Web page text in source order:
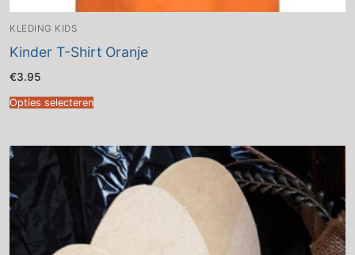
KLEDING KIDS
Kinder T-Shirt Oranje
€3.95
Opties selecteren